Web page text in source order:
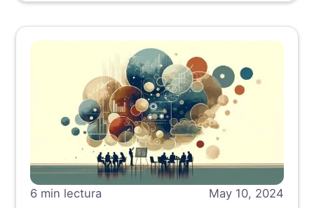
6 min lectura May 10, 2024